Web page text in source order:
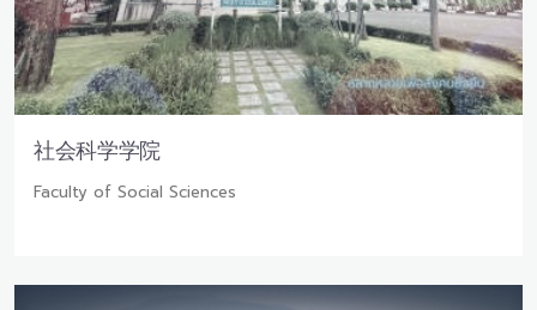
社会科学学院
Faculty of Social Sciences